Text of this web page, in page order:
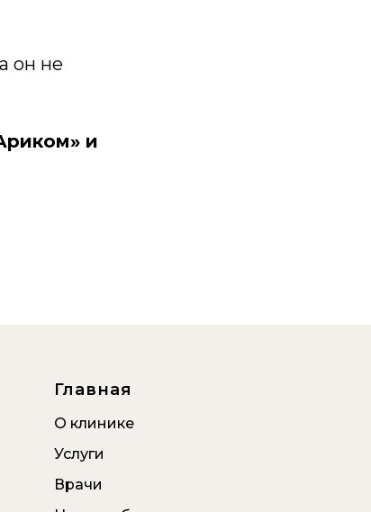
он не
и
Главная
О клинике
Услуги
Врачи